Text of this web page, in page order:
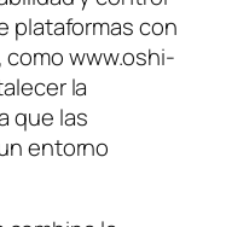
plataformas con
www.oshi-
la
que las
entorno